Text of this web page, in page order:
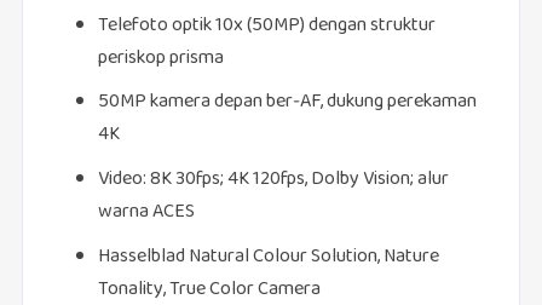
Telefoto optik 10x (50MP) dengan struktur
periskop prisma
50MP kamera depan ber‑AF, dukung perekaman
4K
Video: 8K 30fps; 4K 120fps, Dolby Vision; alur
warna ACES
Hasselblad Natural Colour Solution, Nature
Tonality, True Color Camera